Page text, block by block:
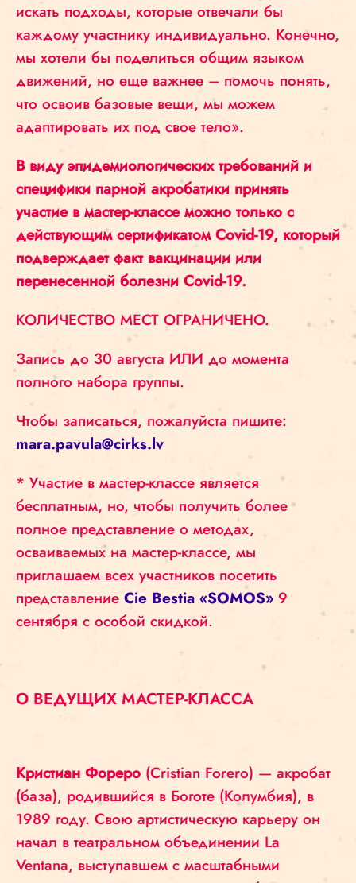
искать подходы, которые отвечали бы
каждому участнику индивидуально. Конечно,
мы хотели бы поделиться общим языком
движений, но еще важнее – помочь понять,
что освоив базовые вещи, мы можем
адаптировать их под свое тело».
В виду эпидемиологических требований и
специфики парной акробатики принять
участие в мастер-классе можно только с
действующим сертификатом Covid-19, который
подверждает факт вакцинации или
перенесенной болезни Covid-19.
КОЛИЧЕСТВО МЕСТ ОГРАНИЧЕНО.
Запись до 30 августа ИЛИ до момента
полного набора группы.
Чтобы записаться, пожалуйста пишите:
mara.pavula@cirks.lv
* Участие в мастер-классе является
бесплатным, но, чтобы получить более
полное представление о методах,
осваиваемых на мастер-классе, мы
приглашаем всех участников посетить
представление Cie Bestia «SOMOS» 9
сентября с особой скидкой.
О ВЕДУЩИХ МАСТЕР-КЛАССА
Кристиан Фореро (Cristian Forero) — акробат
(база), родившийся в Боготе (Колумбия), в
1989 году. Свою артистическую карьеру он
начал в театральном объединении La
Ventana, выступавшем с масштабными